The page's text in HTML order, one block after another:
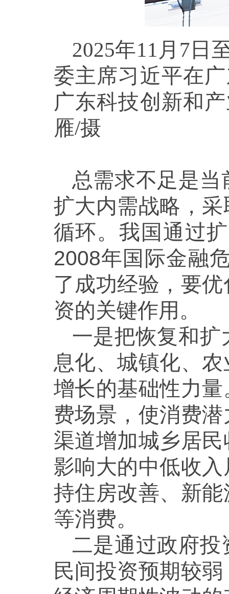
2025年11月7日
委主席习近平在
广东科技创新和
雁/摄
总需求不足是
扩大内需战略，
循环。我国通过
2008年国际金融
了成功经验，要
资的关键作用。
一是把恢复和
息化、城镇化、
增长的基础性力
费场景，使消费
渠道增加城乡居
影响大的中低收
持住房改善、新
等消费。
二是通过政府
民间投资预期较